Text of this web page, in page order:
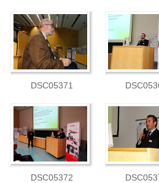
DSC05371
DSC05372